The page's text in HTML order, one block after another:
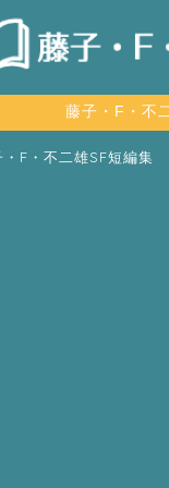
藤子・F・不
・F・不二雄SF短編集